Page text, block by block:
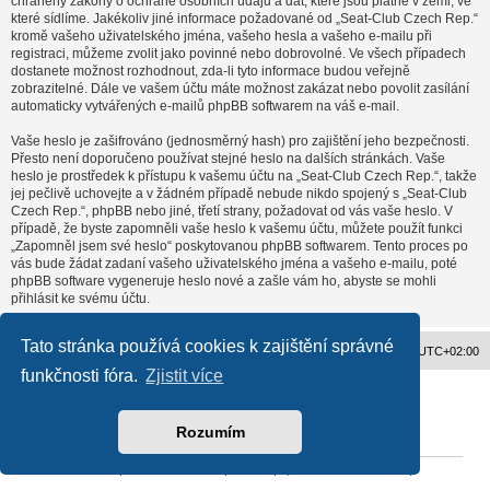
Tato stránka používá cookies k zajištění správné
funkčnosti fóra. Zjistit více
Rozumím
které sídlíme. Jakékoliv jiné informace požadované od „Seat-Club Czech Rep.“
kromě vašeho uživatelského jména, vašeho hesla a vašeho e-mailu při
registraci, můžeme zvolit jako povinné nebo dobrovolné. Ve všech případech
dostanete možnost rozhodnout, zda-li tyto informace budou veřejně
zobrazitelné. Dále ve vašem účtu máte možnost zakázat nebo povolit zasílání
automaticky vytvářených e-mailů phpBB softwarem na váš e-mail.
Vaše heslo je zašifrováno (jednosměrný hash) pro zajištění jeho bezpečnosti.
Přesto není doporučeno používat stejné heslo na dalších stránkách. Vaše
heslo je prostředek k přístupu k vašemu účtu na „Seat-Club Czech Rep.“, takže
jej pečlivě uchovejte a v žádném případě nebude nikdo spojený s „Seat-Club
Czech Rep.“, phpBB nebo jiné, třetí strany, požadovat od vás vaše heslo. V
případě, že byste zapomněli vaše heslo k vašemu účtu, můžete použít funkci
„Zapomněl jsem své heslo“ poskytovanou phpBB softwarem. Tento proces po
vás bude žádat zadaní vašeho uživatelského jména a vašeho e-mailu, poté
phpBB software vygeneruje heslo nové a zašle vám ho, abyste se mohli
přihlásit ke svému účtu.
Obsah fóra Všechny časy jsou v UTC+02:00
Český překlad –phpBB.cz
Ochrana soukromí|Podmínky pro užívání